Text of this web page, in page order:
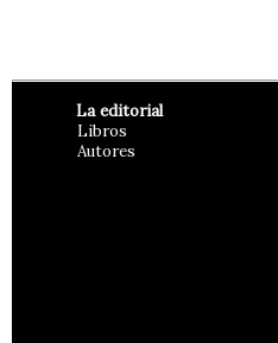
La editorial
Libros
Autores